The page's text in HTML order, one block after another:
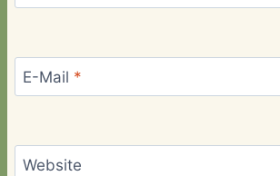
E-Mail *
Website